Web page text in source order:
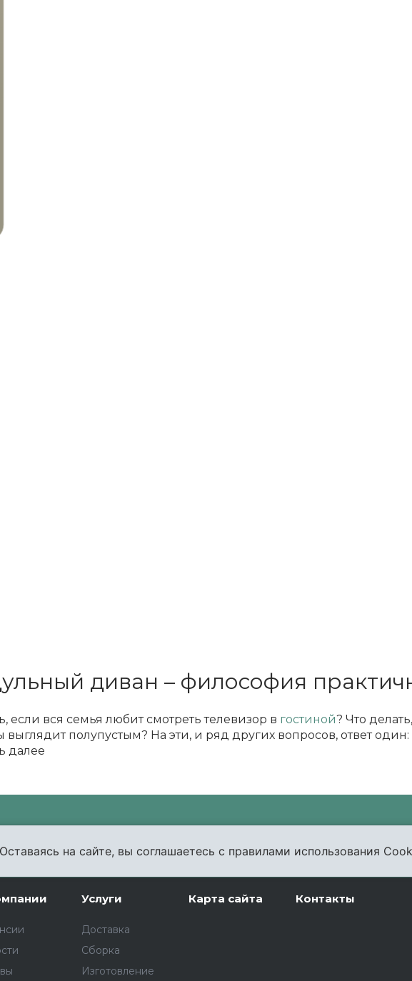
диван – философия
если вся семья любит смотреть телевизор в гостиной? Что
выглядит полупустым? На эти, и ряд других вопросов, ответ
далее
Услуги
Доставка
Сборка
Изготовление
Карта сайта Контакты
1
на сайте, вы соглашаетесь с правилами использования